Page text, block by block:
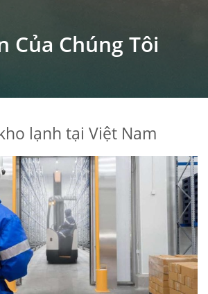
Của Chúng Tôi
lạnh tại Việt Nam
TIN